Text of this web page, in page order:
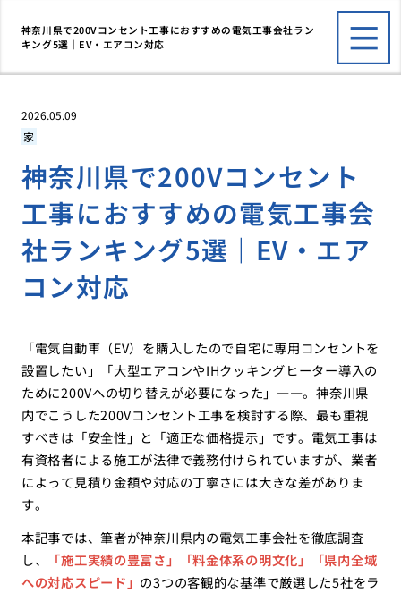
神奈川県で200Vコンセント工事におすすめの電気工事会社ラン
キング5選｜EV・エアコン対応
2026.05.09
家
神奈川県で200Vコンセント
工事におすすめの電気工事会
社ランキング5選｜EV・エア
コン対応
「電気自動車（EV）を購入したので自宅に専用コンセントを
設置したい」「大型エアコンやIHクッキングヒーター導入の
ために200Vへの切り替えが必要になった」――。神奈川県
内でこうした200Vコンセント工事を検討する際、最も重視
すべきは「安全性」と「適正な価格提示」です。電気工事は
有資格者による施工が法律で義務付けられていますが、業者
によって見積り金額や対応の丁寧さには大きな差がありま
す。
本記事では、筆者が神奈川県内の電気工事会社を徹底調査
し、
「施工実績の豊富さ」「料金体系の明文化」「県内全域
への対応スピード」 の3つの客観的な基準で厳選した5社をラ